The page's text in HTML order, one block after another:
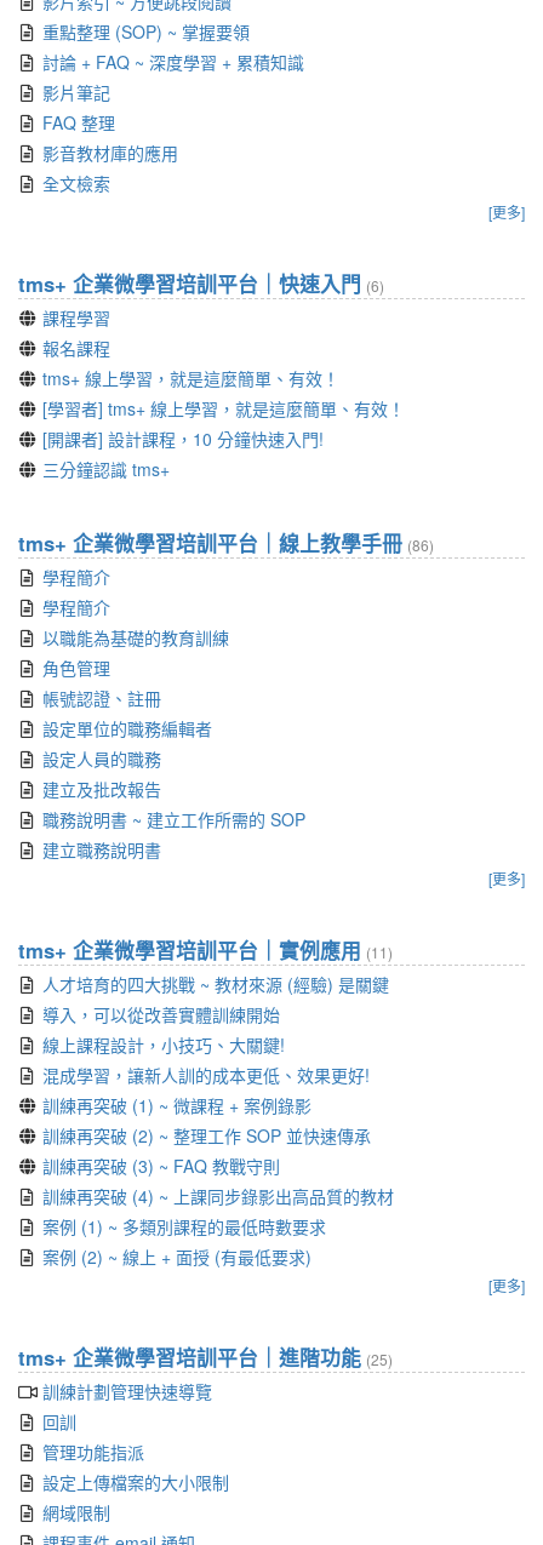
重點整理 (SOP) ~ 掌握要領
討論 + FAQ ~ 深度學習 + 累積知識
影片筆記
FAQ 整理
影音教材庫的應用
全文檢索
[更多]
tms+ 企業微學習培訓平台｜快速入門 (6)
課程學習
報名課程
tms+ 線上學習，就是這麼簡單、有效！
[學習者] tms+ 線上學習，就是這麼簡單、有效！
[開課者] 設計課程，10 分鐘快速入門!
三分鐘認識 tms+
tms+ 企業微學習培訓平台｜線上教學手冊 (86)
學程簡介
學程簡介
以職能為基礎的教育訓練
角色管理
帳號認證、註冊
設定單位的職務編輯者
設定人員的職務
建立及批改報告
職務說明書 ~ 建立工作所需的 SOP
建立職務說明書
[更多]
tms+ 企業微學習培訓平台｜實例應用 (11)
人才培育的四大挑戰 ~ 教材來源 (經驗) 是關鍵
導入，可以從改善實體訓練開始
線上課程設計，小技巧、大關鍵!
混成學習，讓新人訓的成本更低、效果更好!
訓練再突破 (1) ~ 微課程 + 案例錄影
訓練再突破 (2) ~ 整理工作 SOP 並快速傳承
訓練再突破 (3) ~ FAQ 教戰守則
訓練再突破 (4) ~ 上課同步錄影出高品質的教材
案例 (1) ~ 多類別課程的最低時數要求
案例 (2) ~ 線上 + 面授 (有最低要求)
[更多]
tms+ 企業微學習培訓平台｜進階功能 (25)
訓練計劃管理快速導覽
回訓
管理功能指派
設定上傳檔案的大小限制
網域限制